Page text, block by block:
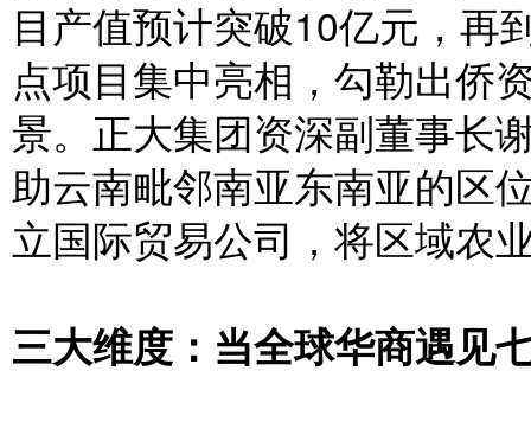
目产值预计突破10亿元，
点项目集中亮相，勾勒出侨
景。正大集团资深副董事长
助云南毗邻南亚东南亚的区
立国际贸易公司，将区域农
三大维度：当全球华商遇见